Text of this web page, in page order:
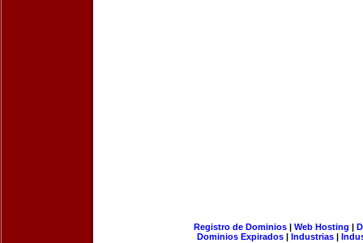
Registro de Dominios| Web Hosting |
Dominios Expirados | Industrias |